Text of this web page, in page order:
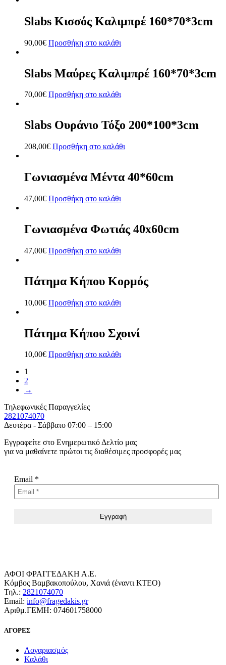
Slabs Κισσός Καλιμπρέ 160*70*3cm
90,00€ Προσθήκη στο καλάθι
Slabs Μαύρες Καλιμπρέ 160*70*3cm
70,00€ Προσθήκη στο καλάθι
Slabs Ουράνιο Τόξο 200*100*3cm
208,00€ Προσθήκη στο καλάθι
Γωνιασμένα Μέντα 40*60cm
47,00€ Προσθήκη στο καλάθι
Γωνιασμένα Φωτιάς 40x60cm
47,00€ Προσθήκη στο καλάθι
Πάτημα Κήπου Κορμός
10,00€ Προσθήκη στο καλάθι
Πάτημα Κήπου Σχοινί
10,00€ Προσθήκη στο καλάθι
1
2
→
Τηλεφωνικές Παραγγελίες
2821074070
Δευτέρα - Σάββατο 07:00 – 15:00
Εγγραφείτε στο Ενημερωτικό Δελτίο μας
για να μαθαίνετε πρώτοι τις διαθέσιμες προσφορές μας
Email *
ΑΦΟΙ ΦΡΑΓΓΕΔΑΚΗ Α.Ε.
Κόμβος Βαμβακοπούλου, Χανιά (έναντι ΚΤΕΟ)
Τηλ.: 2821074070
Email: info@fragedakis.gr
Αριθμ.ΓΕΜΗ: 074601758000
ΑΓΟΡΕΣ
Λογαριασμός
Καλάθι